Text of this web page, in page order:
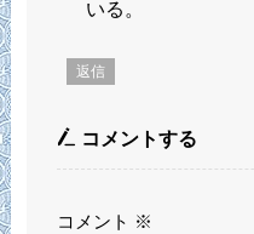
いる。
返信
コメントする
コメント ※